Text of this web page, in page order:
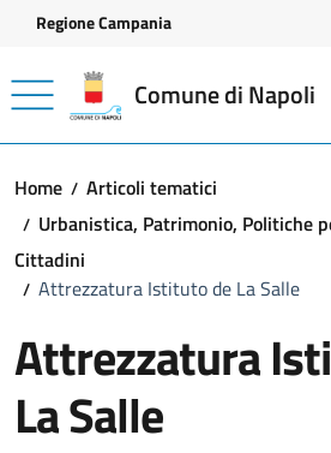
Vai ai contenuti
Vai al footer
Regione Campania
Comune di Napoli
Home
Articoli tematici
Urbanistica, Patrimonio, Politiche
Cittadini
Attrezzatura Istituto de La Salle
Attrezzatura
La Salle